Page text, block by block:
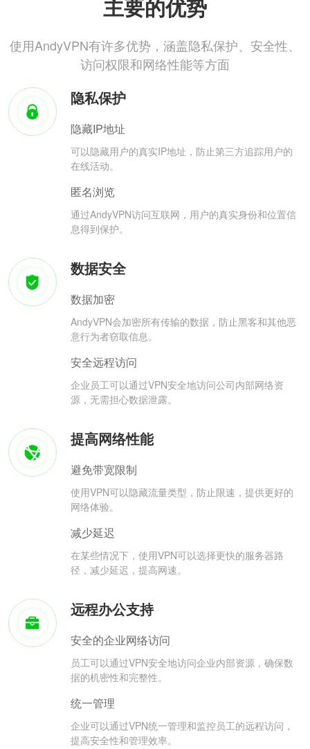
主要的优势
使用AndyVPN有许多优势，涵盖隐私保护、安全性、
访问权限和网络性能等方面
隐私保护
隐藏IP地址
可以隐藏用户的真实IP地址，防止第三方追踪用户的
在线活动。
匿名浏览
通过AndyVPN访问互联网，用户的真实身份和位置信
息得到保护。
数据安全
数据加密
AndyVPN会加密所有传输的数据，防止黑客和其他恶
意行为者窃取信息。
安全远程访问
企业员工可以通过VPN安全地访问公司内部网络资
源，无需担心数据泄露。
提高网络性能
避免带宽限制
使用VPN可以隐藏流量类型，防止限速，提供更好的
网络体验。
减少延迟
在某些情况下，使用VPN可以选择更快的服务器路
径，减少延迟，提高网速。
远程办公支持
安全的企业网络访问
员工可以通过VPN安全地访问企业内部资源，确保数
据的机密性和完整性。
统一管理
企业可以通过VPN统一管理和监控员工的远程访问，
提高安全性和管理效率。